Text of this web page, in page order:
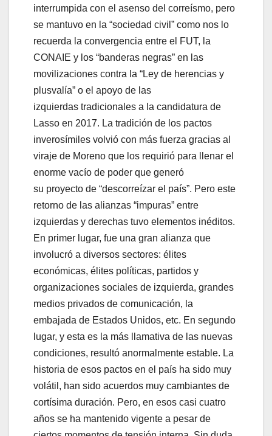
interrumpida con el asenso del correísmo, pero
se mantuvo en la “sociedad civil” como nos lo
recuerda la convergencia entre el FUT, la
CONAIE y los “banderas negras” en las
movilizaciones contra la “Ley de herencias y
plusvalía” o el apoyo de las
izquierdas tradicionales a la candidatura de
Lasso en 2017. La tradición de los pactos
inverosímiles volvió con más fuerza gracias al
viraje de Moreno que los requirió para llenar el
enorme vacío de poder que generó
su proyecto de “descorreízar el país”. Pero este
retorno de las alianzas “impuras” entre
izquierdas y derechas tuvo elementos inéditos.
En primer lugar, fue una gran alianza que
involucró a diversos sectores: élites
económicas, élites políticas, partidos y
organizaciones sociales de izquierda, grandes
medios privados de comunicación, la
embajada de Estados Unidos, etc. En segundo
lugar, y esta es la más llamativa de las nuevas
condiciones, resultó anormalmente estable. La
historia de esos pactos en el país ha sido muy
volátil, han sido acuerdos muy cambiantes de
cortísima duración. Pero, en esos casi cuatro
años se ha mantenido vigente a pesar de